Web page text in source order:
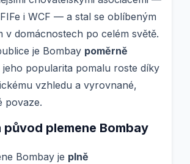
i WCF — a stal se oblíbeným
v domácnostech po celém světě.
je Bombay poměrně
jeho popularita pomalu roste díky
vzhledu a vyrovnané,
povaze.
původ plemene Bombay
Bombay je plně